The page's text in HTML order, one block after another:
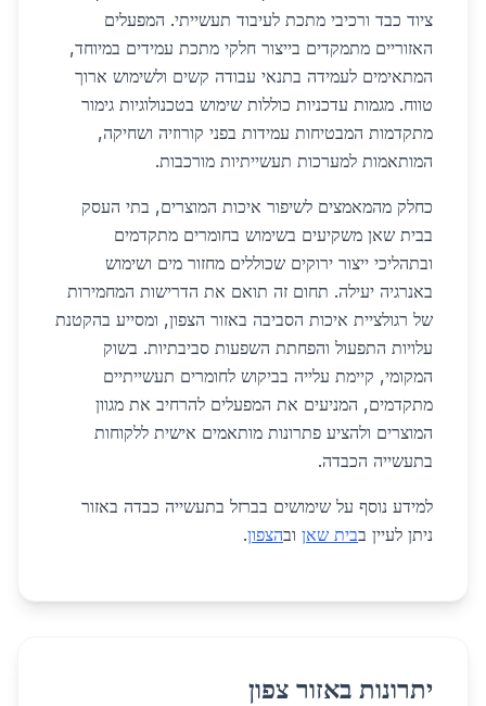
ציוד כבד ורכיבי מתכת לעיבוד תעשייתי. המפעלים
האזוריים מתמקדים בייצור חלקי מתכת עמידים במיוחד,
המתאימים לעמידה בתנאי עבודה קשים ולשימוש ארוך
טווח. מגמות עדכניות כוללות שימוש בטכנולוגיות גימור
מתקדמות המבטיחות עמידות בפני קורוזיה ושחיקה,
המותאמות למערכות תעשייתיות מורכבות.
כחלק מהמאמצים לשיפור איכות המוצרים, בתי העסק
בבית שאן משקיעים בשימוש בחומרים מתקדמים
ובתהליכי ייצור ירוקים שכוללים מחזור מים ושימוש
באנרגיה יעילה. תחום זה תואם את הדרישות המחמירות
של רגולציית איכות הסביבה באזור הצפון, ומסייע בהקטנת
עלויות התפעול והפחתת השפעות סביבתיות. בשוק
המקומי, קיימת עלייה בביקוש לחומרים תעשייתיים
מתקדמים, המניעים את המפעלים להרחיב את מגוון
המוצרים ולהציע פתרונות מותאמים אישית ללקוחות
בתעשייה הכבדה.
למידע נוסף על שימושים בברזל בתעשייה כבדה באזור
ניתן לעיין בבית שאן ובהצפון.
יתרונות באזור צפון